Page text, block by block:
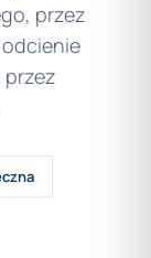
przez